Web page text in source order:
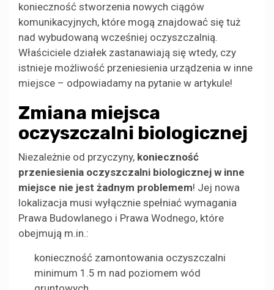
konieczność stworzenia nowych ciągów
komunikacyjnych, które mogą znajdować się tuż
nad wybudowaną wcześniej oczyszczalnią.
Właściciele działek zastanawiają się wtedy, czy
istnieje możliwość przeniesienia urządzenia w inne
miejsce – odpowiadamy na pytanie w artykule!
Zmiana miejsca
oczyszczalni biologicznej
Niezależnie od przyczyny, konieczność
przeniesienia oczyszczalni biologicznej w inne
miejsce nie jest żadnym problemem! Jej nowa
lokalizacja musi wyłącznie spełniać wymagania
Prawa Budowlanego i Prawa Wodnego, które
obejmują m.in.:
konieczność zamontowania oczyszczalni
minimum 1.5 m nad poziomem wód